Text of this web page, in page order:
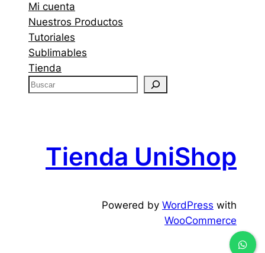
Mi cuenta
Nuestros Productos
Tutoriales
Sublimables
Tienda
B
Tienda UniShop
Powered by WordPress with
WooCommerce